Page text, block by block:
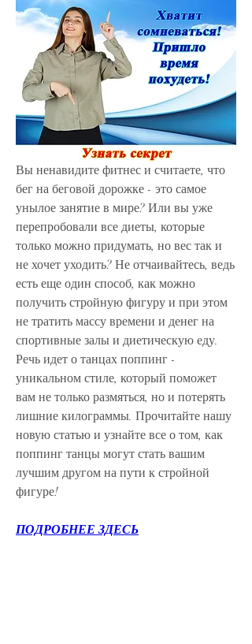
Вы ненавидите фитнес и считаете, что
бег на беговой дорожке - это самое
унылое занятие в мире? Или вы уже
перепробовали все диеты, которые
только можно придумать, но вес так и
не хочет уходить? Не отчаивайтесь, ведь
есть еще один способ, как можно
получить стройную фигуру и при этом
не тратить массу времени и денег на
спортивные залы и диетическую еду.
Речь идет о танцах поппинг -
уникальном стиле, который поможет
вам не только размяться, но и потерять
лишние килограммы. Прочитайте нашу
новую статью и узнайте все о том, как
поппинг танцы могут стать вашим
лучшим другом на пути к стройной
фигуре!
ПОДРОБНЕЕ ЗДЕСЬ